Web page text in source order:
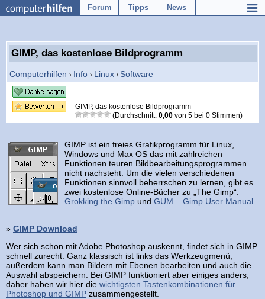
Forum Tipps News
GIMP, das kostenlose Bildprogramm
Computerhilfen › Info › Linux / Software
GIMP, das kostenlose Bildprogramm
(Durchschnitt: 0,00 von 5 bei 0 Stimmen)
GIMP ist ein freies Grafikprogramm für Linux,
Windows und Max OS das mit zahlreichen
Funktionen teuren Bildbearbeitungsprogrammen
nicht nachsteht. Um die vielen verschiedenen
Funktionen sinnvoll beherrschen zu lernen, gibt es
zwei kostenlose Online-Bücher zu „The Gimp“:
Grokking the Gimp und GUM – Gimp User Manual
» GIMP Download
Wer sich schon mit Adobe Photoshop auskennt, findet sich in GIMP
schnell zurecht: Ganz klassisch ist links das Werkzeugmenü,
außerdem kann man Bildern mit Ebenen bearbeiten und auch die
Auswahl abspeichern. Bei GIMP funktioniert aber einiges anders,
daher haben wir hier die wichtigsten Tastenkombinationen für
Photoshop und GIMP zusammengestellt.